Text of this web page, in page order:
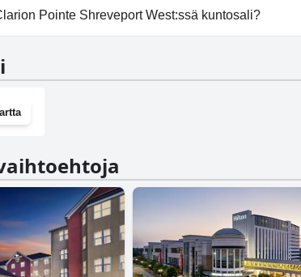
Pointe Shreveport West tarjoaa
Pointe Shreveport West:ssä kuntosali?